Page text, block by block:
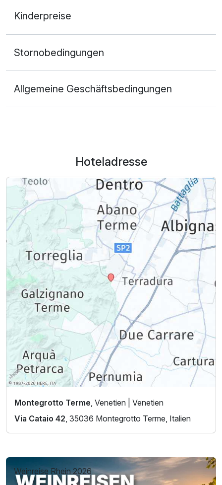
Kinderpreise
Stornobedingungen
Allgemeine Geschäftsbedingungen
Hoteladresse
Montegrotto Terme, Venetien | Venetien
Via Cataio 42, 35036 Montegrotto Terme, Italien
Weinreise Rhein 2026